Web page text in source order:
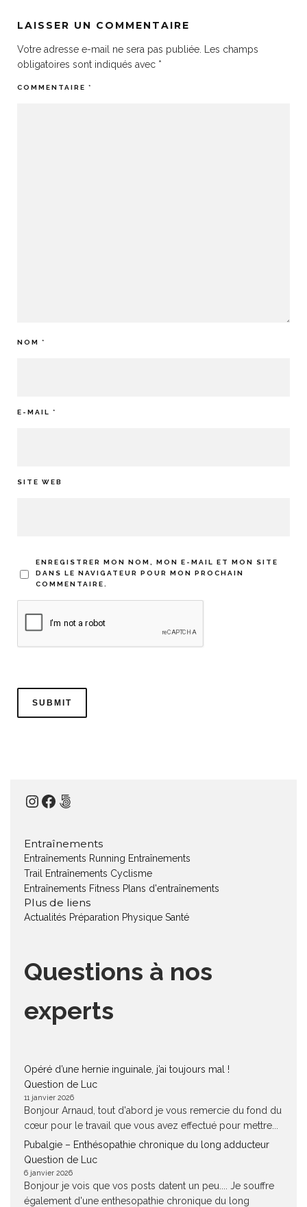
LAISSER UN COMMENTAIRE
Votre adresse e-mail ne sera pas publiée.
Les champs
obligatoires sont indiqués avec *
COMMENTAIRE *
NOM *
E-MAIL *
SITE WEB
ENREGISTRER MON NOM, MON E-MAIL ET MON SITE
DANS LE NAVIGATEUR POUR MON PROCHAIN
COMMENTAIRE.
Instagram
Facebook
500px
Entraînements
Entraînements Running Entraînements
Trail
Entraînements Cyclisme
Entraînements Fitness Plans d'entraînements
Plus de liens
Actualités Préparation Physique Santé
Questions à nos
experts
Opéré d’une hernie inguinale, j’ai toujours mal !
Question de Luc
11 janvier 2026
Bonjour Arnaud, tout d'abord je vous remercie du fond du
cœur pour le travail que vous avez effectué pour mettre...
Pubalgie – Enthésopathie chronique du long adducteur
Question de Luc
6 janvier 2026
Bonjour je vois que vos posts datent un peu.... Je souffre
également d'une enthesopathie chronique du long